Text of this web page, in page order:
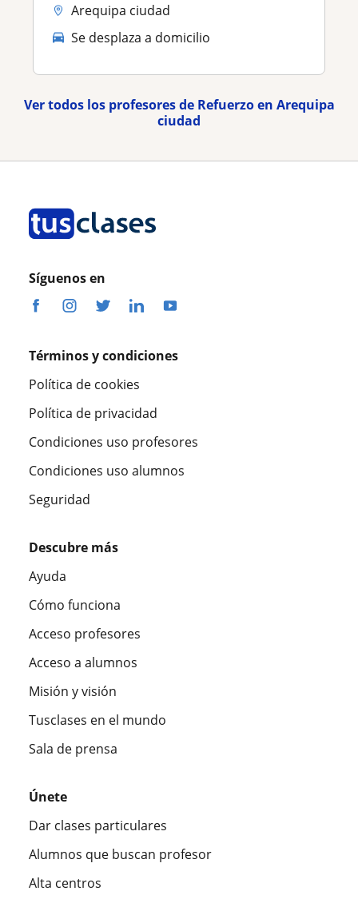
Arequipa ciudad
Se desplaza a domicilio
Ver todos los profesores de Refuerzo en Arequipa
ciudad
Síguenos en
Términos y condiciones
Política de cookies
Política de privacidad
Condiciones uso profesores
Condiciones uso alumnos
Seguridad
Descubre más
Ayuda
Cómo funciona
Acceso profesores
Acceso a alumnos
Misión y visión
Tusclases en el mundo
Sala de prensa
Únete
Dar clases particulares
Alumnos que buscan profesor
Alta centros